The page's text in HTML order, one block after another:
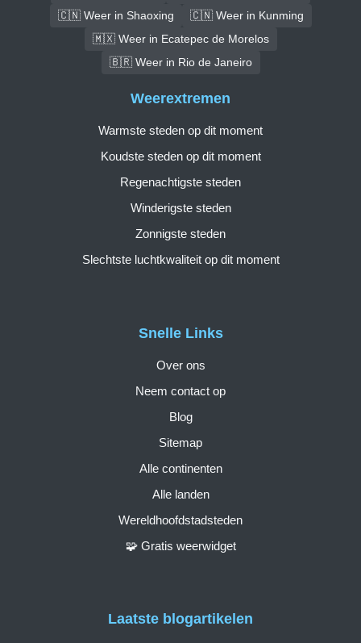
🇨🇳 Weer in Shaoxing
🇨🇳 Weer in Kunming
🇲🇽 Weer in Ecatepec de Morelos
🇧🇷 Weer in Rio de Janeiro
Snelle Links
Over ons
Neem contact op
Blog
Sitemap
Alle continenten
Alle landen
Wereldhoofdstadsteden
🧩 Gratis weerwidget
Weerextremen
Warmste steden op dit moment
Koudste steden op dit moment
Regenachtigste steden
Winderigste steden
Zonnigste steden
Slechtste luchtkwaliteit op dit moment
Laatste blogartikelen